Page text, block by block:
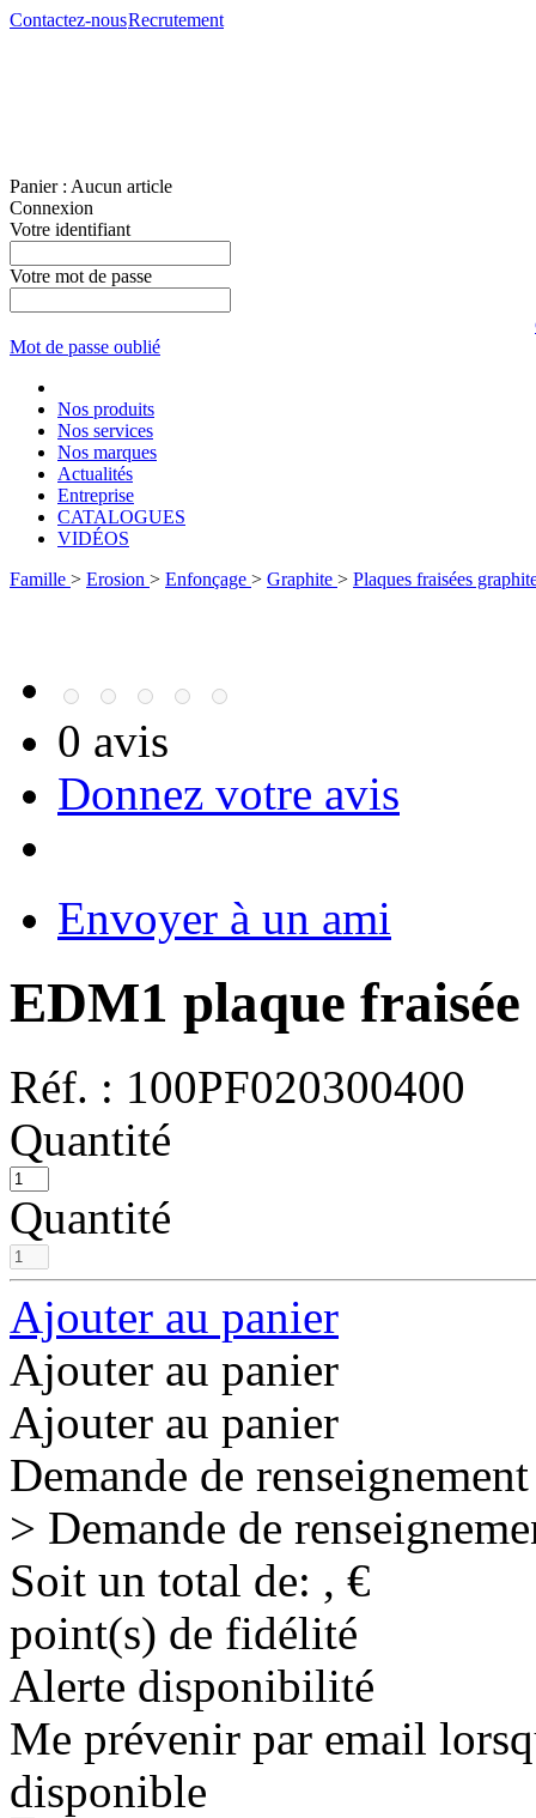
Contactez-nousRecrutement
Panier : Aucun article
Connexion
Votre identifiant
Votre mot de passe
Mot de passe oublié
Nos produits
Nos services
Nos marques
Actualités
Entreprise
CATALOGUES
VIDÉOS
Famille > Erosion > Enfonçage > Graphite > Plaques fraisées
0 avis
Donnez votre avis
Envoyer à un ami
EDM1 plaque
Réf. : 100PF020300400
Quantité
Quantité
Ajouter au panier
Ajouter au panier
Ajouter au panier
Demande de renseignement
> Demande de
Soit un total de: , €
point(s) de fidélité
Alerte disponibilité
Me prévenir par email
disponible